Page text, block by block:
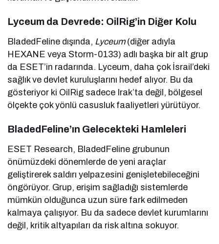
Lyceum da Devrede: OilRig’in Diğer Kolu
BladedFeline dışında, Lyceum(diğer adıyla
HEXANE veya Storm-0133) adlı başka bir alt grup
da ESET’in radarında. Lyceum, daha çok İsrail’deki
sağlık ve devlet kuruluşlarını hedef alıyor. Bu da
gösteriyor ki OilRig sadece Irak’ta değil, bölgesel
ölçekte çok yönlü casusluk faaliyetleri yürütüyor.
BladedFeline’ın Gelecekteki Hamleleri
ESET Research, BladedFeline grubunun
önümüzdeki dönemlerde de yeni araçlar
geliştirerek saldırı yelpazesini genişletebileceğini
öngörüyor. Grup, erişim sağladığı sistemlerde
mümkün olduğunca uzun süre fark edilmeden
kalmaya çalışıyor. Bu da sadece devlet kurumlarını
değil, kritik altyapıları da risk altına sokuyor.